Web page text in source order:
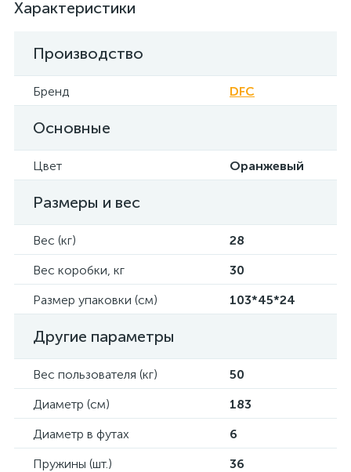
Характеристики
Производство
Бренд DFC
Основные
Цвет Оранжевый
Размеры и вес
Вес (кг)
28
Вес коробки, кг
30
Размер упаковки (см)
103*45*24
Другие параметры
Вес пользователя (кг)
50
Диаметр (см)
183
Диаметр в футах
6
Пружины (шт.)
36